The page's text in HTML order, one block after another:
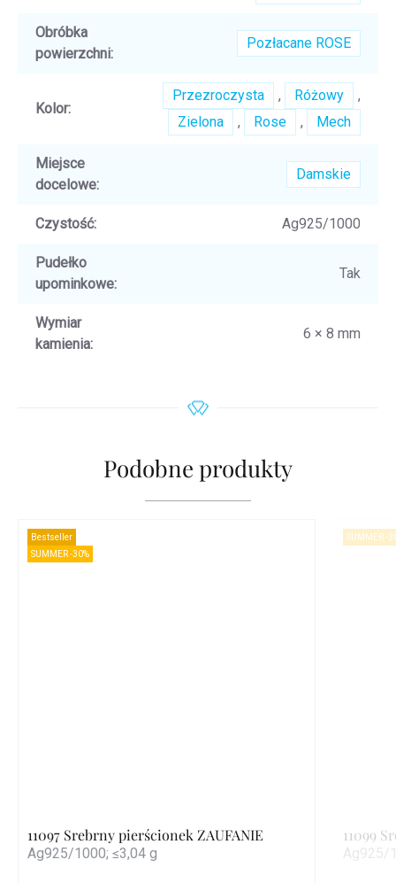
Obróbka
powierzchni:
Pozłacane ROSE
Kolor:
Przezroczysta , Różowy
,
Zielona
, Rose , Mech
Miejsce
docelowe:
Damskie
Czystość: Ag925/1000
Pudełko
upominkowe:
Tak
Wymiar
kamienia:
6 × 8 mm
Podobne produkty
Bestseller
SUMMER -30%
11097 Srebrny pierścionek ZAUFANIE
Ag925/1000; ≤3,04 g
SUMMER -
11099